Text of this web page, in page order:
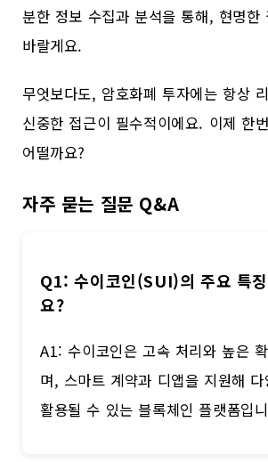
분한 정보 수집과 분석을 통해, 현명한
바랄게요.
무엇보다도, 암호화폐 투자에는 항상
신중한 접근이 필수적이에요. 이제 한
어떨까요?
자주 묻는 질문 Q&A
Q1: 수이코인(SUI)의 주요 특
요?
A1: 수이코인은 고속 처리와 높은
며, 스마트 계약과 디앱을 지원해
활용될 수 있는 블록체인 플랫폼입